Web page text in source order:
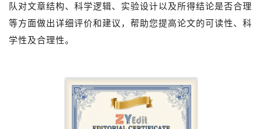
队对文章结构、科学逻辑、实验设计以及所得结论是否合理
等方面做出详细评价和建议，帮助您提高论文的可读性、科
学性及合理性。